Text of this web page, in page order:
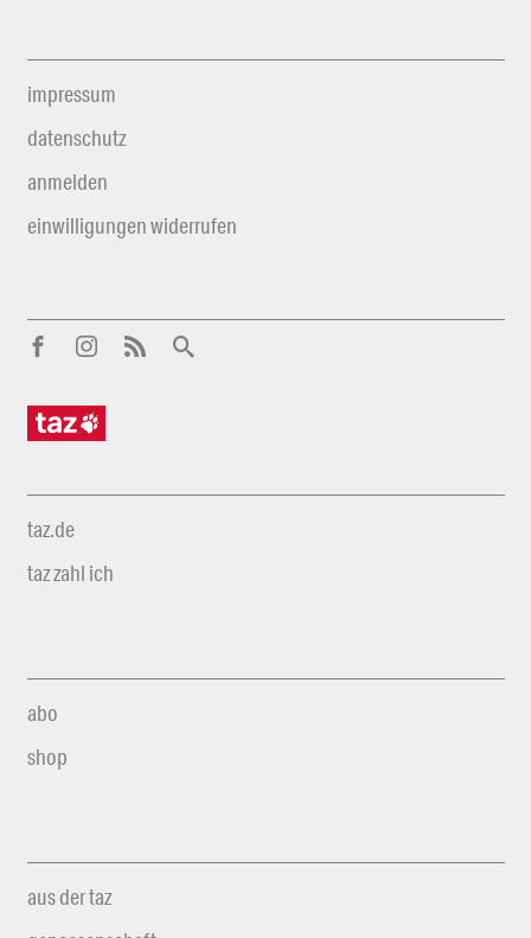
impressum
datenschutz
anmelden
einwilligungen widerrufen
taz.de
taz zahl ich
abo
shop
aus der taz